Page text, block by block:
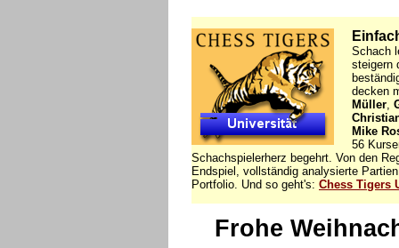
Schach
steigern
decken
Müller,
Mike
56
Schachspielerherz begehrt. Von den
Endspiel, vollständig analysierte
Portfolio. Und so geht's: Chess Tigers
Frohe